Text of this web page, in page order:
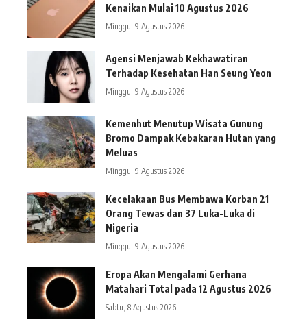
Kenaikan Mulai 10 Agustus 2026
Minggu, 9 Agustus 2026
Agensi Menjawab Kekhawatiran
Terhadap Kesehatan Han Seung Yeon
Minggu, 9 Agustus 2026
Kemenhut Menutup Wisata Gunung
Bromo Dampak Kebakaran Hutan yang
Meluas
Minggu, 9 Agustus 2026
Kecelakaan Bus Membawa Korban 21
Orang Tewas dan 37 Luka-Luka di
Nigeria
Minggu, 9 Agustus 2026
Eropa Akan Mengalami Gerhana
Matahari Total pada 12 Agustus 2026
Sabtu, 8 Agustus 2026